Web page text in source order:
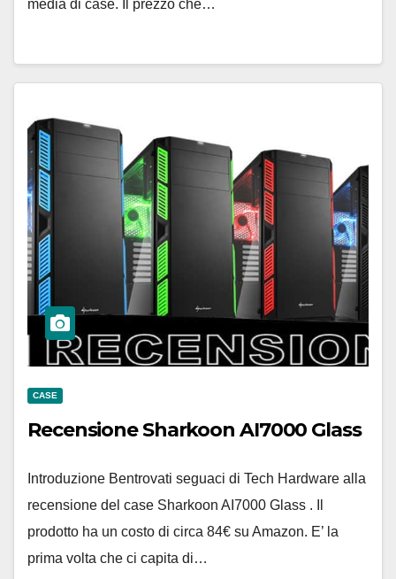
media di case. Il prezzo che…
CASE
Recensione Sharkoon AI7000 Glass
Introduzione Bentrovati seguaci di Tech Hardware alla
recensione del case Sharkoon AI7000 Glass . Il
prodotto ha un costo di circa 84€ su Amazon. E’ la
prima volta che ci capita di…